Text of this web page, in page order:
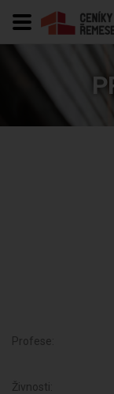
Profese:
Živnosti: